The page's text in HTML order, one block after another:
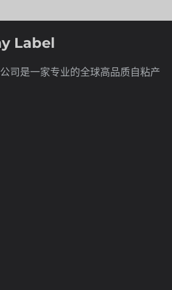
Label
司是一家专业的全球高品质自粘产